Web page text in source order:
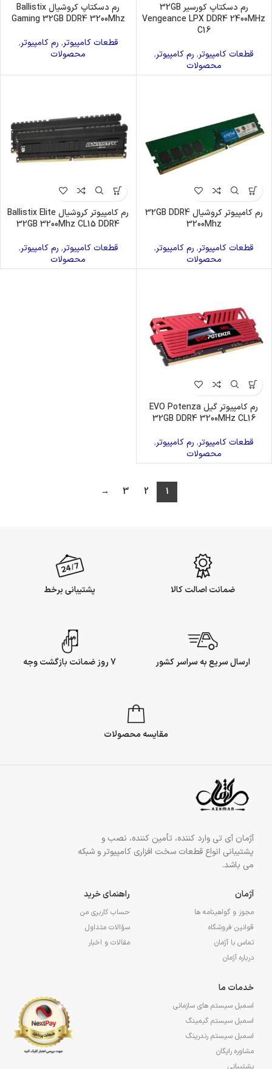
رم دسکتاپ کورسیر 32GB
Vengeance LPX DDR4 2400MHz
C16
قطعات کامپیوتر, رم کامپیوتر,
محصولات
رم دسکتاپ کروشیال Ballistix
Gaming 32GB DDR4 3200Mhz
قطعات کامپیوتر, رم کامپیوتر,
محصولات
رم کامپیوتر کروشیال 32GB DDR4
3200Mhz
قطعات کامپیوتر, رم کامپیوتر,
محصولات
رم کامپیوتر کروشیال Ballistix Elite
32GB 3200Mhz CL15 DDR4
قطعات کامپیوتر, رم کامپیوتر,
محصولات
رم کامپیوتر گیل EVO Potenza
32GB DDR4 3200MHz CL16
قطعات کامپیوتر, رم کامپیوتر,
محصولات
1
2
3
→
ضمانت اصالت کالا پشتیبانی برخط
ارسال سریع به سراسر کشور 7 روز ضمانت بازگشت وجه
مقایسه محصولات
آژمان آی تی وارد کننده، تأمین کننده، نصب و
پشتیبانی انواع قطعات سخت افزاری کامپیوتر و شبکه
می باشد.
آژمان
مجوز و گواهینامه ها
قوانین فروشگاه
تماس با آژمان
درباره آژمان
راهنمای خرید
حساب کاربری من
سؤالات متداول
مقالات و اخبار
خدمات ما
اسمبل سیستم های سازمانی
اسمبل سیستم گیمینگ
اسمبل سیستم رندرینگ
مشاوره رایگان
پشتیبانی